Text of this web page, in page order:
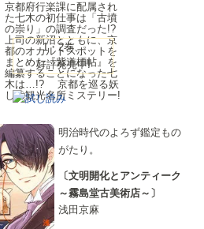
京都府行楽課に配属され
た七木の初仕事は「古墳
の崇り」の調査だった!?
上司の新沼とともに、京
都のオカルトスポットを
まとめた『紫道標帖』を
編纂することになった七
木は…!? 京都を巡る妖
しの観光名所ミステリー!
1・2巻、
好評発売中!
明治時代のよろず鑑定もの
がたり。
〔文明開化とアンティーク
～霧島堂古美術店～〕
浅田京麻